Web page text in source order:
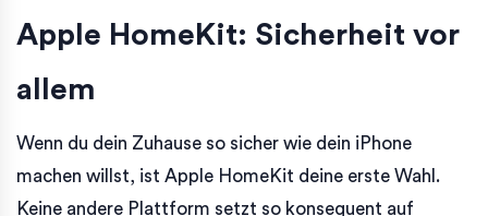
Apple HomeKit: Sicherheit vor
allem
Wenn du dein Zuhause so sicher wie dein iPhone
machen willst, ist Apple HomeKit deine erste Wahl.
Keine andere Plattform setzt so konsequent auf